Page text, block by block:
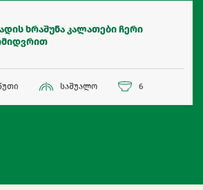
ხრაშუნა კალათები ჩერი
საშუალო 6